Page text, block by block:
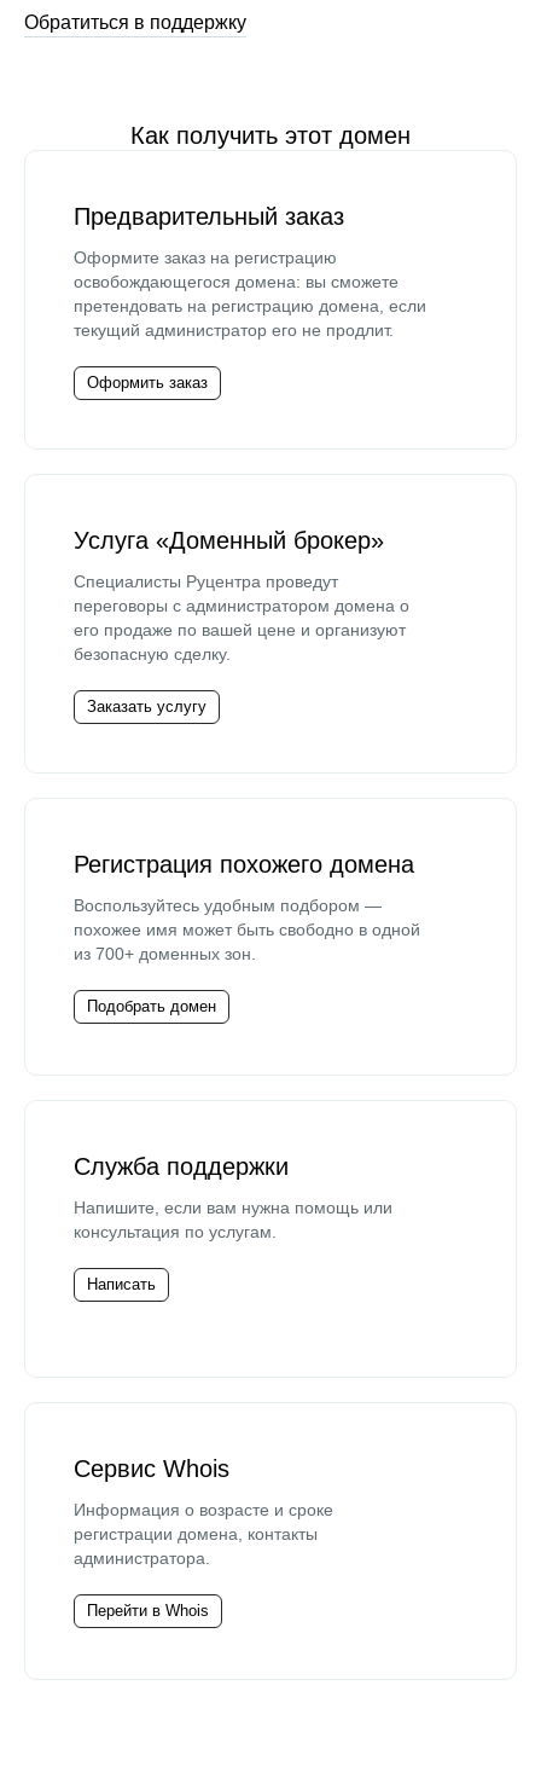
Обратиться в поддержку
Как получить этот домен
Предварительный заказ
Оформите заказ на регистрацию
освобождающегося домена: вы сможете
претендовать на регистрацию домена, если
текущий администратор его не продлит.
Оформить заказ
Услуга «Доменный брокер»
Специалисты Руцентра проведут
переговоры с администратором домена о
его продаже по вашей цене и организуют
безопасную сделку.
Заказать услугу
Регистрация похожего домена
Воспользуйтесь удобным подбором —
похожее имя может быть свободно в одной
из 700+ доменных зон.
Подобрать домен
Служба поддержки
Напишите, если вам нужна помощь или
консультация по услугам.
Написать
Сервис Whois
Информация о возрасте и сроке
регистрации домена, контакты
администратора.
Перейти в Whois